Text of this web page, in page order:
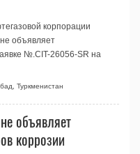
корпорации
объявляет
№.CIT-26056-SR на
Туркменистан
объявляет
коррозии